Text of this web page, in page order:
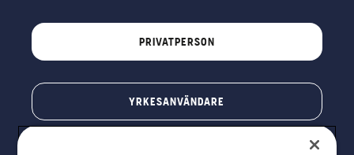
PRIVATPERSON
YRKESANVÄNDARE